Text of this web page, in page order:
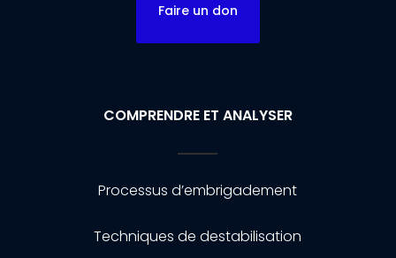
Faire un don
COMPRENDRE ET ANALYSER
Processus d’embrigadement
Techniques de destabilisation